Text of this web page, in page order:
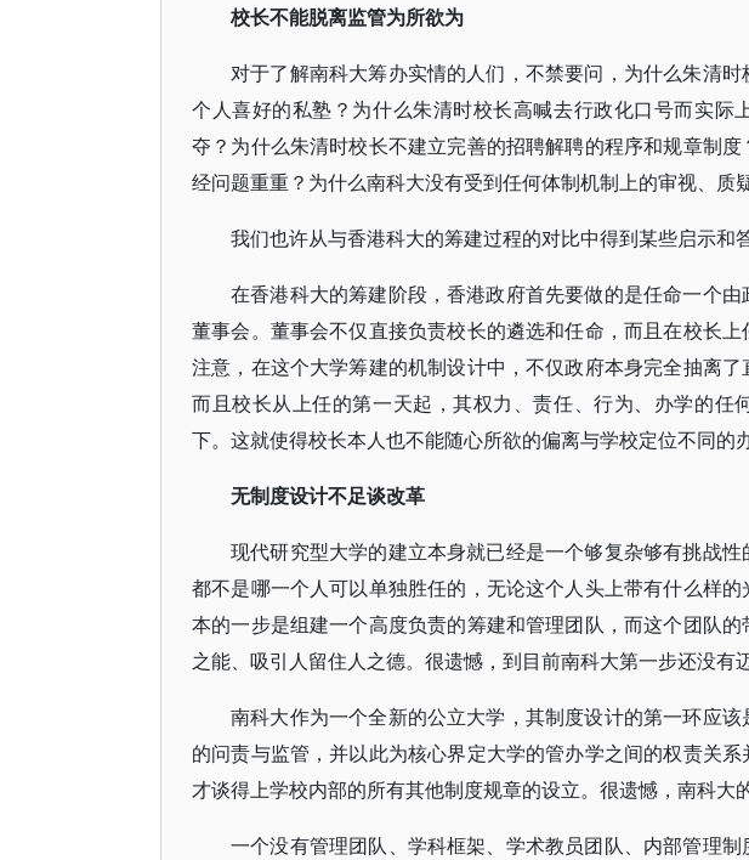
校长不能脱离监管为所欲为
对于了解南科大筹办实情的人们，不禁要问，为什么朱清
个人喜好的私塾？为什么朱清时校长高喊去行政化口号而实际
夺？为什么朱清时校长不建立完善的招聘解聘的程序和规章制
经问题重重？为什么南科大没有受到任何体制机制上的审视、质
我们也许从与香港科大的筹建过程的对比中得到某些启示和答
在香港科大的筹建阶段，香港政府首先要做的是任命一个
董事会。董事会不仅直接负责校长的遴选和任命，而且在校长
注意，在这个大学筹建的机制设计中，不仅政府本身完全抽离了
而且校长从上任的第一天起，其权力、责任、行为、办学的任
下。这就使得校长本人也不能随心所欲的偏离与学校定位不同的
无制度设计不足谈改革
现代研究型大学的建立本身就已经是一个够复杂够有挑战
都不是哪一个人可以单独胜任的，无论这个人头上带有什么样
本的一步是组建一个高度负责的筹建和管理团队，而这个团队
之能、吸引人留住人之德。很遗憾，到目前南科大第一步还没有迈
南科大作为一个全新的公立大学，其制度设计的第一环应
的问责与监管，并以此为核心界定大学的管办学之间的权责关
才谈得上学校内部的所有其他制度规章的设立。很遗憾，南科大
一个没有管理团队、学科框架、学术教员团队、内部管理